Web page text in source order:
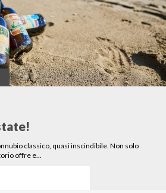
classico, quasi inscindibile. Non solo
offre e…